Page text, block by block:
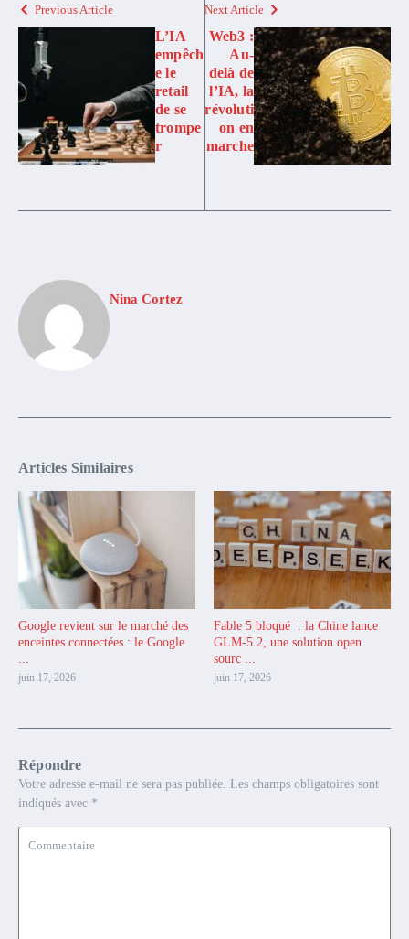
Previous Article
L’IA
empêch
e le
retail
de se
trompe
r
Next Article
Web3 :
Au-
delà de
l’IA, la
révoluti
on en
marche
Nina Cortez
Articles Similaires
Google revient sur le marché des
enceintes connectées : le Google
juin 17, 2026
Fable 5 bloqué : la Chine lance
GLM-5.2, une solution open
sourc ...
juin 17, 2026
Répondre
Votre adresse e-mail ne sera pas publiée. Les champs obligatoires sont
indiqués avec *